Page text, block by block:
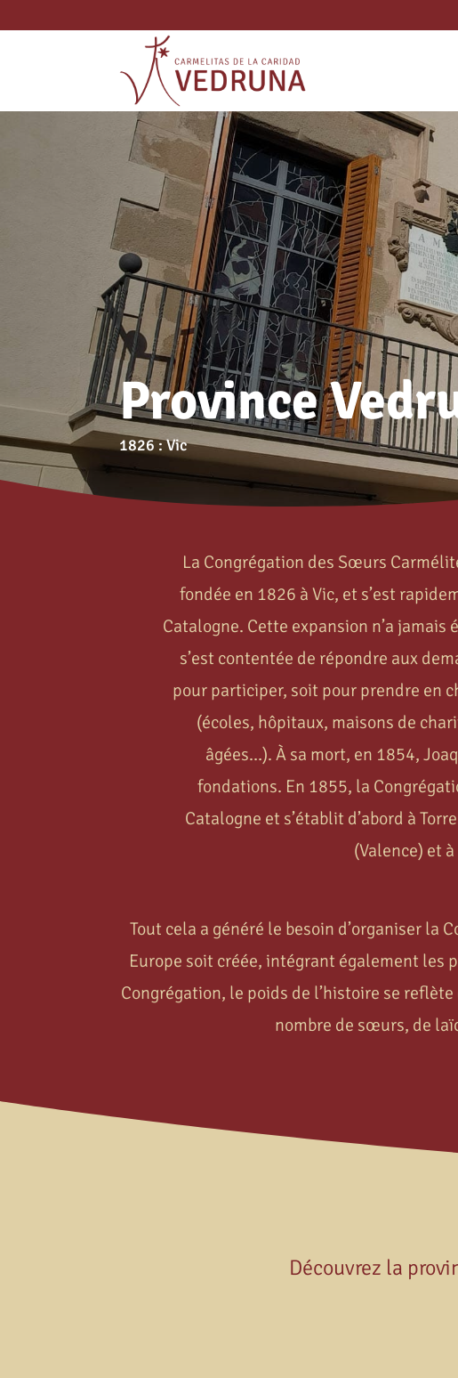
Province
1826 : Vic
La Congrégation des Sœurs
fondée en 1826 à Vic, et s’est
Catalogne. Cette expansion n’a
s’est contentée de répondre aux
pour participer, soit pour prendre en
(écoles, hôpitaux, maisons de
âgées…). À sa mort, en 1854,
fondations. En 1855, la
Catalogne et s’établit d’abord à
(Valence) et
Tout cela a généré le besoin d’organiser la
Europe soit créée, intégrant également les
Congrégation, le poids de l’histoire se
nombre de sœurs, de
Découvrez la